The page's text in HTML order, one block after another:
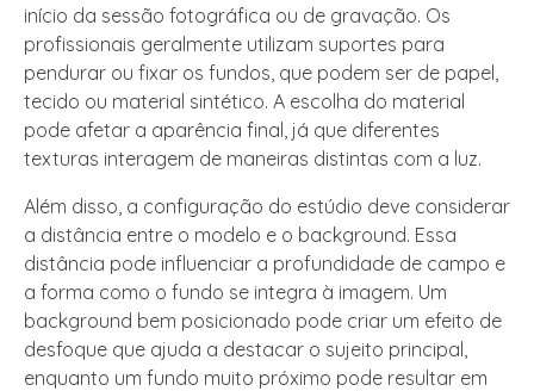
início da sessão fotográfica ou de gravação. Os
profissionais geralmente utilizam suportes para
pendurar ou fixar os fundos, que podem ser de papel,
tecido ou material sintético. A escolha do material
pode afetar a aparência final, já que diferentes
texturas interagem de maneiras distintas com a luz.
Além disso, a configuração do estúdio deve considerar
a distância entre o modelo e o background. Essa
distância pode influenciar a profundidade de campo e
a forma como o fundo se integra à imagem. Um
background bem posicionado pode criar um efeito de
desfoque que ajuda a destacar o sujeito principal,
enquanto um fundo muito próximo pode resultar em